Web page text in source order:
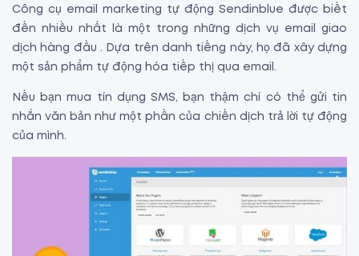
Công cụ email marketing tự động Sendinblue được biết
đến nhiều nhất là một trong những dịch vụ email giao
dịch hàng đầu . Dựa trên danh tiếng này, họ đã xây dựng
một sản phẩm tự động hóa tiếp thị qua email.
Nếu bạn mua tín dụng SMS, bạn thậm chí có thể gửi tin
nhắn văn bản như một phần của chiến dịch trả lời tự động
của mình.